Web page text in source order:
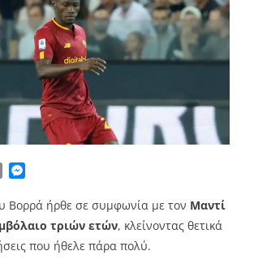
Copy
Βορρά ήρθε σε συμφωνία με τον Μαντί
τριών ετών, κλείνοντας θετικά
που ήθελε πάρα πολύ.